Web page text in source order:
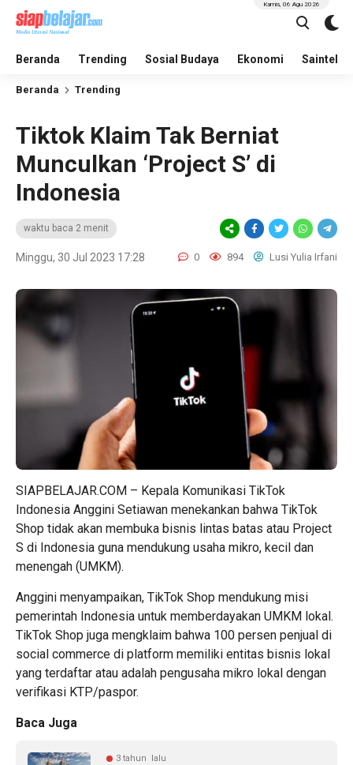
Beranda Trending Sosial Budaya Ekonomi Saintek
Kamis, 06 Agu 2026
Beranda Trending
Tiktok Klaim Tak Berniat
Munculkan ‘Project S’ di
Indonesia
waktu baca 2 menit
Minggu, 30 Jul 2023 17:28 0 894 Lusi Yulia Irfani
SIAPBELAJAR.COM – Kepala Komunikasi TikTok
Indonesia Anggini Setiawan menekankan bahwa TikTok
Shop tidak akan membuka bisnis lintas batas atau Project
S di Indonesia guna mendukung usaha mikro, kecil dan
menengah (UMKM).
Anggini menyampaikan, TikTok Shop mendukung misi
pemerintah Indonesia untuk memberdayakan UMKM lokal.
TikTok Shop juga mengklaim bahwa 100 persen penjual di
social commerce di platform memiliki entitas bisnis lokal
yang terdaftar atau adalah pengusaha mikro lokal dengan
verifikasi KTP/paspor.
Baca Juga
3 tahun lalu